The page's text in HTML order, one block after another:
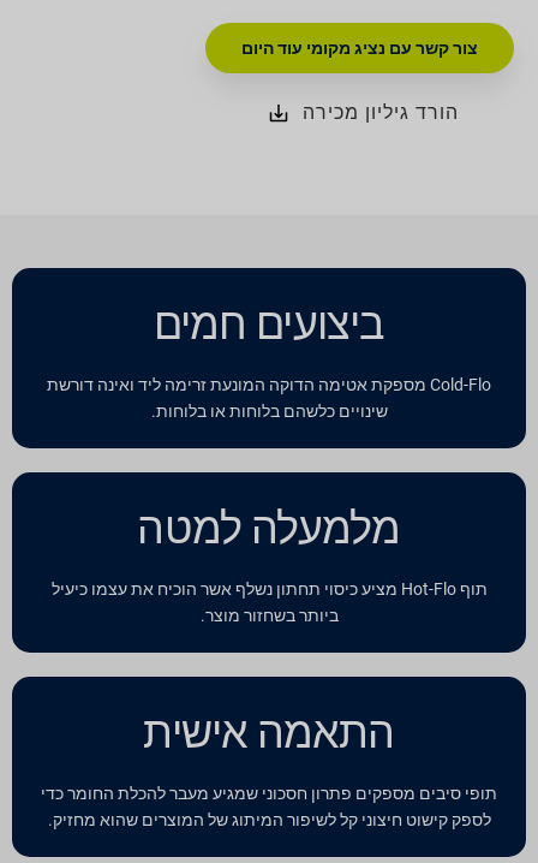
צור קשר עם נציג מקומי עוד היום
הורד גיליון מכירה
ביצועים חמים
Cold-Flo מספקת אטימה הדוקה המונעת זרימה ליד ואינה דורשת
שינויים כלשהם בלוחות או בלוחות.
מלמעלה למטה
תוף Hot-Flo מציע כיסוי תחתון נשלף אשר הוכיח את עצמו כיעיל
ביותר בשחזור מוצר.
התאמה אישית
תופי סיבים מספקים פתרון חסכוני שמגיע מעבר להכלת החומר כדי
לספק קישוט חיצוני קל לשיפור המיתוג של המוצרים שהוא מחזיק.